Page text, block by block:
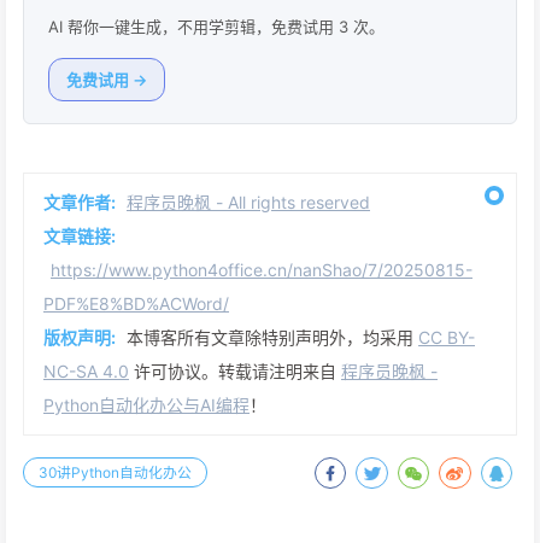
AI 帮你一键生成，不用学剪辑，免费试用 3 次。
免费试用 →
文章作者: 程序员晚枫 - All rights reserved
文章链接:
https://www.python4office.cn/nanShao/7/20250815-
PDF%E8%BD%ACWord/
版权声明: 本博客所有文章除特别声明外，均采用 CC BY-
NC-SA 4.0 许可协议。转载请注明来自 程序员晚枫 -
Python自动化办公与AI编程！
30讲Python自动化办公